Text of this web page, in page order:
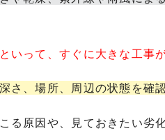
いって、すぐに大きな工事
さ、場所、周辺の状態を確
る原因や、見ておきたい劣